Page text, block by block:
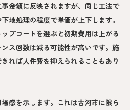
金額に反映されますが、同じ工法で
地処理の程度で単価が上下します。
プコートを選ぶと初期費用は上がる
ス回数は減る可能性が高いです。施
れば人件費を抑えられることもあり
感を示します。これは古河市に限ら